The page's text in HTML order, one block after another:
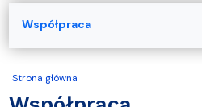
Strona główna
Współpraca